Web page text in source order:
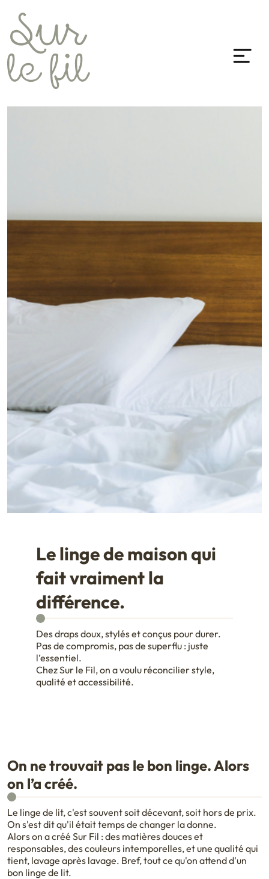
Le linge de maison qui
fait vraiment la
différence.
Des draps doux, stylés et conçus pour durer.
Pas de compromis, pas de superflu : juste
l’essentiel.
Chez Sur le Fil, on a voulu réconcilier style,
qualité et accessibilité.
On ne trouvait pas le bon linge. Alors
on l’a créé.
Le linge de lit, c'est souvent soit décevant, soit hors de prix.
On s'est dit qu'il était temps de changer la donne.
Alors on a créé Sur Fil : des matières douces et
responsables, des couleurs intemporelles, et une qualité qui
tient, lavage après lavage. Bref, tout ce qu'on attend d'un
bon linge de lit.